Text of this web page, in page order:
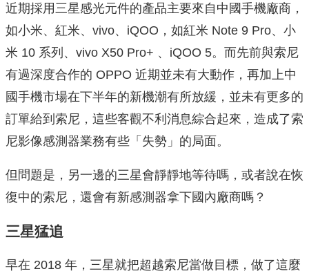
近期採用三星感光元件的產品主要來自中國手機廠商，
如小米、紅米、vivo、iQOO，如紅米 Note 9 Pro、小
米 10 系列、vivo X50 Pro+ 、iQOO 5。而先前與索尼
有過深度合作的 OPPO 近期並未有大動作，再加上中
國手機市場在下半年的新機潮有所放緩，並未有更多的
訂單給到索尼，這些客觀不利消息綜合起來，造成了索
尼影像感測器業務有些「失勢」的局面。
但問題是，另一邊的三星會靜靜地等待嗎，或者說在恢
復中的索尼，還會有新感測器拿下國內廠商嗎？
三星猛追
早在 2018 年，三星就把超越索尼當做目標，做了這麼